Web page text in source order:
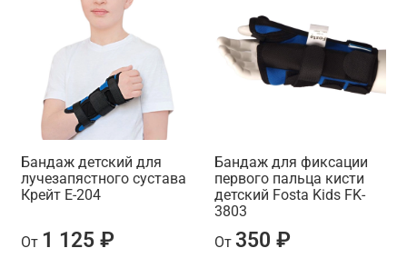
Бандаж детский для
лучезапястного сустава
Крейт Е-204
От 1 125 ₽
Бандаж для фиксации
первого пальца кисти
детский Fosta Kids FK-
3803
От 350 ₽